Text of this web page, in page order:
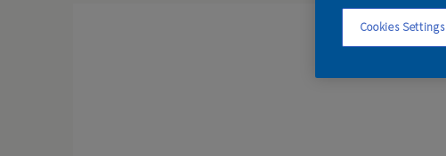
Cookies Settings